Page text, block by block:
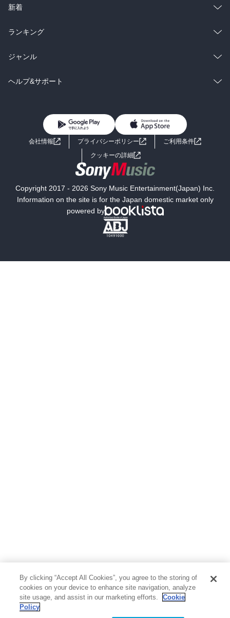
ラノベ
雑誌・グラビア
BL・TL
総合
ラノベ
雑誌・グラビア
BL・TL
新着
総合
ラノベ
雑誌・グラビア
ランキング
総合
ラノベ
ジャンル
コミック
ライトノベル 男子向けラノベ
小説
海外小説
ミステリー SF
文学
ヘルプ&サポート
よくあるご質問 お問い合わせ
会社情報 プライバシーポリシー
ご利用条件
クッキーの詳細
Copyright 2017 - 2026 Sony Music Entertainment(Japan) Inc.
Information on the site is for the Japan domestic market only
powered by
By clicking “Accept All Cookies”, you agree to the storing of
cookies on your device to enhance site navigation, analyze
site usage, and assist in our marketing efforts.
Cookie
Policy